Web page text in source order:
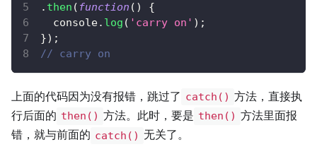
. then ( function ( )
{
console. log ( 'carry on' ) ;
}) ;
// carry on
上面的代码因为没有报错，跳过了 catch() 方法，直接执
行后面的 then() 方法。此时，要是 then() 方法里面报
错，就与前面的 catch() 无关了。